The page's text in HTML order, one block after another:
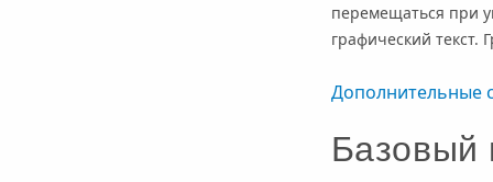
перемещаться при
графический текст.
Дополнительные
Базовый